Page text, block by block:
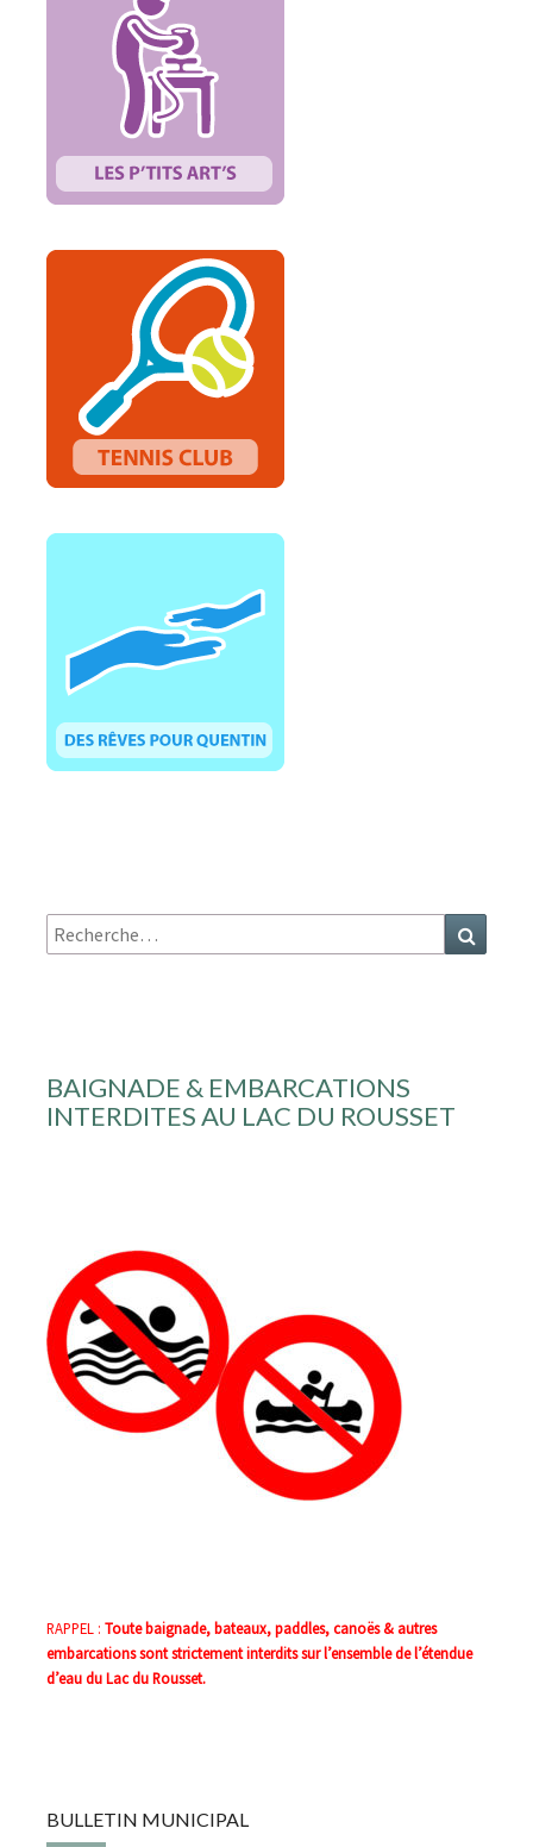
Recherche
:
BAIGNADE & EMBARCATIONS
INTERDITES AU LAC DU ROUSSET
RAPPEL : Toute baignade, bateaux, paddles, canoës & autres
embarcations sont strictement interdits sur l’ensemble de l’étendue
d’eau du Lac du Rousset.
BULLETIN MUNICIPAL